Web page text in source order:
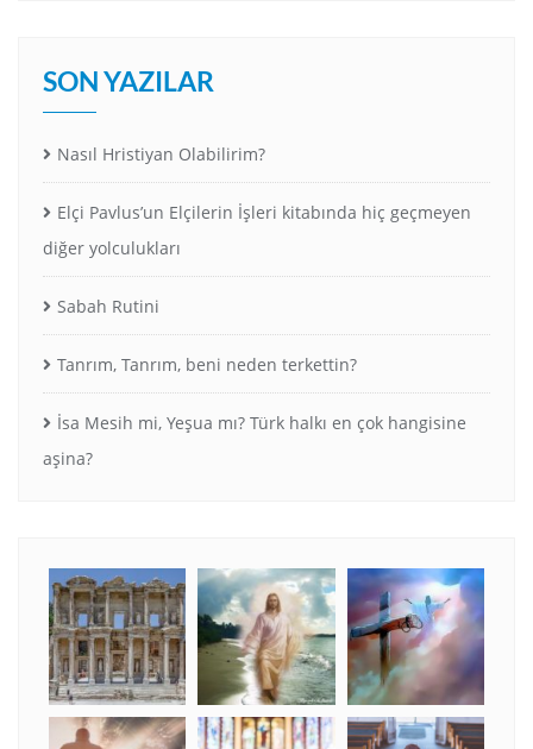
SON YAZILAR
Nasıl Hristiyan Olabilirim?
Elçi Pavlus’un Elçilerin İşleri kitabında hiç geçmeyen
diğer yolculukları
Sabah Rutini
Tanrım, Tanrım, beni neden terkettin?
İsa Mesih mi, Yeşua mı? Türk halkı en çok hangisine
aşina?